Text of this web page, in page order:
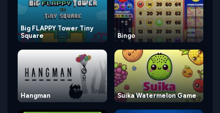
Big FLAPPY Tower Tiny
Square
Bingo
Hangman Suika Watermelon Game